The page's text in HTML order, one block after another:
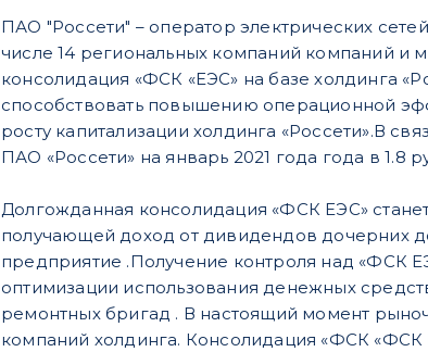
ПАО "Россети" – оператор электрических
числе 14 региональных компаний компаний и
консолидация «ФСК «ЕЭС» на базе холдинга
способствовать повышению операционной
росту капитализации холдинга «Россети».В
ПАО «Россети» на январь 2021 года года в 1.8
Долгожданная консолидация «ФСК ЕЭС»
получающей доход от дивидендов дочерних
предприятие .Получение контроля над «ФСК
оптимизации использования денежных
ремонтных бригад . В настоящий момент
компаний холдинга. Консолидация «ФСК «ФСК